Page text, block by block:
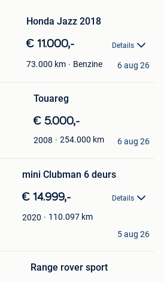
Honda Jazz 2018
€ 11.000,- Details
73.000 km Benzine 6 aug 26
Touareg
€ 5.000,-
2008 254.000 km 6 aug 26
mini Clubman 6 deurs
€ 14.999,- Details
2020 110.097 km
5 aug 26
Range rover sport